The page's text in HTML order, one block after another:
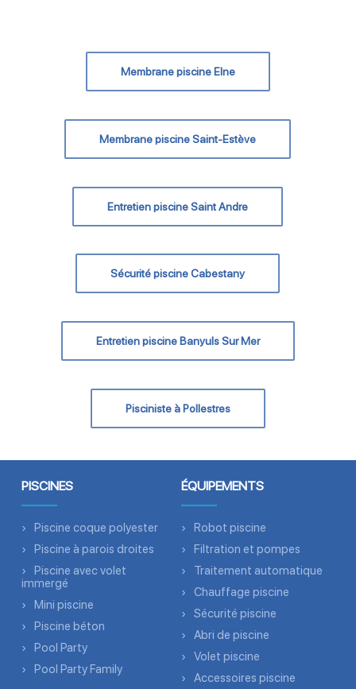
Membrane piscine Elne
Membrane piscine Saint-Estève
Entretien piscine Saint Andre
Sécurité piscine Cabestany
Entretien piscine Banyuls Sur Mer
Pisciniste à Pollestres
PISCINES
Piscine coque polyester
Piscine à parois droites
Piscine avec volet
immergé
Mini piscine
Piscine béton
Pool Party
Pool Party Family
ÉQUIPEMENTS
Robot piscine
Filtration et pompes
Traitement automatique
Chauffage piscine
Sécurité piscine
Abri de piscine
Volet piscine
Accessoires piscine